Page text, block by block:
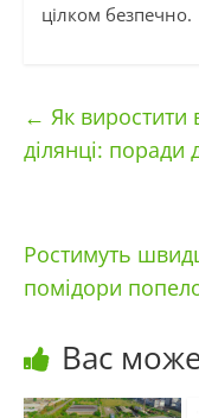
цілком безпечно.
← Як виростити
ділянці: поради
Ростимуть
помідори
Вас